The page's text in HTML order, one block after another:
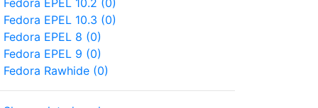
Fedora EPEL 10.3 (0)
Fedora EPEL 8 (0)
Fedora EPEL 9 (0)
Fedora Rawhide (0)